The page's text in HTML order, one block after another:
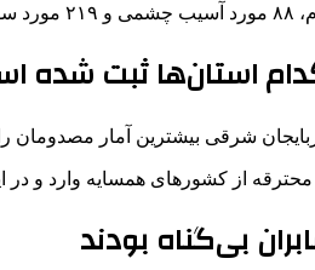
استان‌ها ثبت شده
شرقی بیشترین آمار مصدومان
از کشورهای همسایه وارد و در